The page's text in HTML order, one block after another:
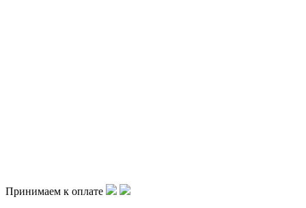
Принимаем к оплате